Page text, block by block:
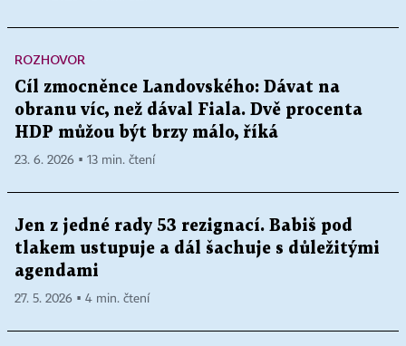
ROZHOVOR
Cíl zmocněnce Landovského: Dávat na
obranu víc, než dával Fiala. Dvě procenta
HDP můžou být brzy málo, říká
23. 6. 2026 ▪ 13 min. čtení
Jen z jedné rady 53 rezignací. Babiš pod
tlakem ustupuje a dál šachuje s důležitými
agendami
27. 5. 2026 ▪ 4 min. čtení